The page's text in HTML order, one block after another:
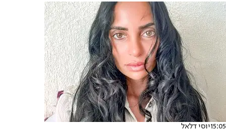
15:05יוסי דלאל